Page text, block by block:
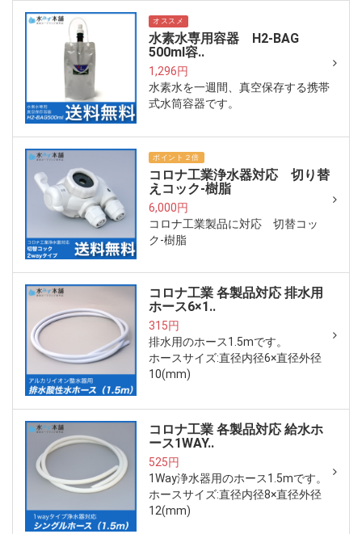
オススメ
水素水専用容器 H2-BAG
500ml容..
1,296円
水素水を一週間、真空保存する携帯
式水筒容器です。
ポイント２倍
コロナ工業浄水器対応 切り替
えコック-樹脂
6,000円
コロナ工業製品に対応 切替コッ
ク-樹脂
コロナ工業 各製品対応 排水用
ホース6×1..
315円
排水用のホース1.5mです。
ホースサイズ:直径内径6×直径外径
10(mm)
コロナ工業 各製品対応 給水ホ
ース1WAY..
525円
1Way浄水器用のホース1.5mです。
ホースサイズ:直径内径8×直径外径
12(mm)